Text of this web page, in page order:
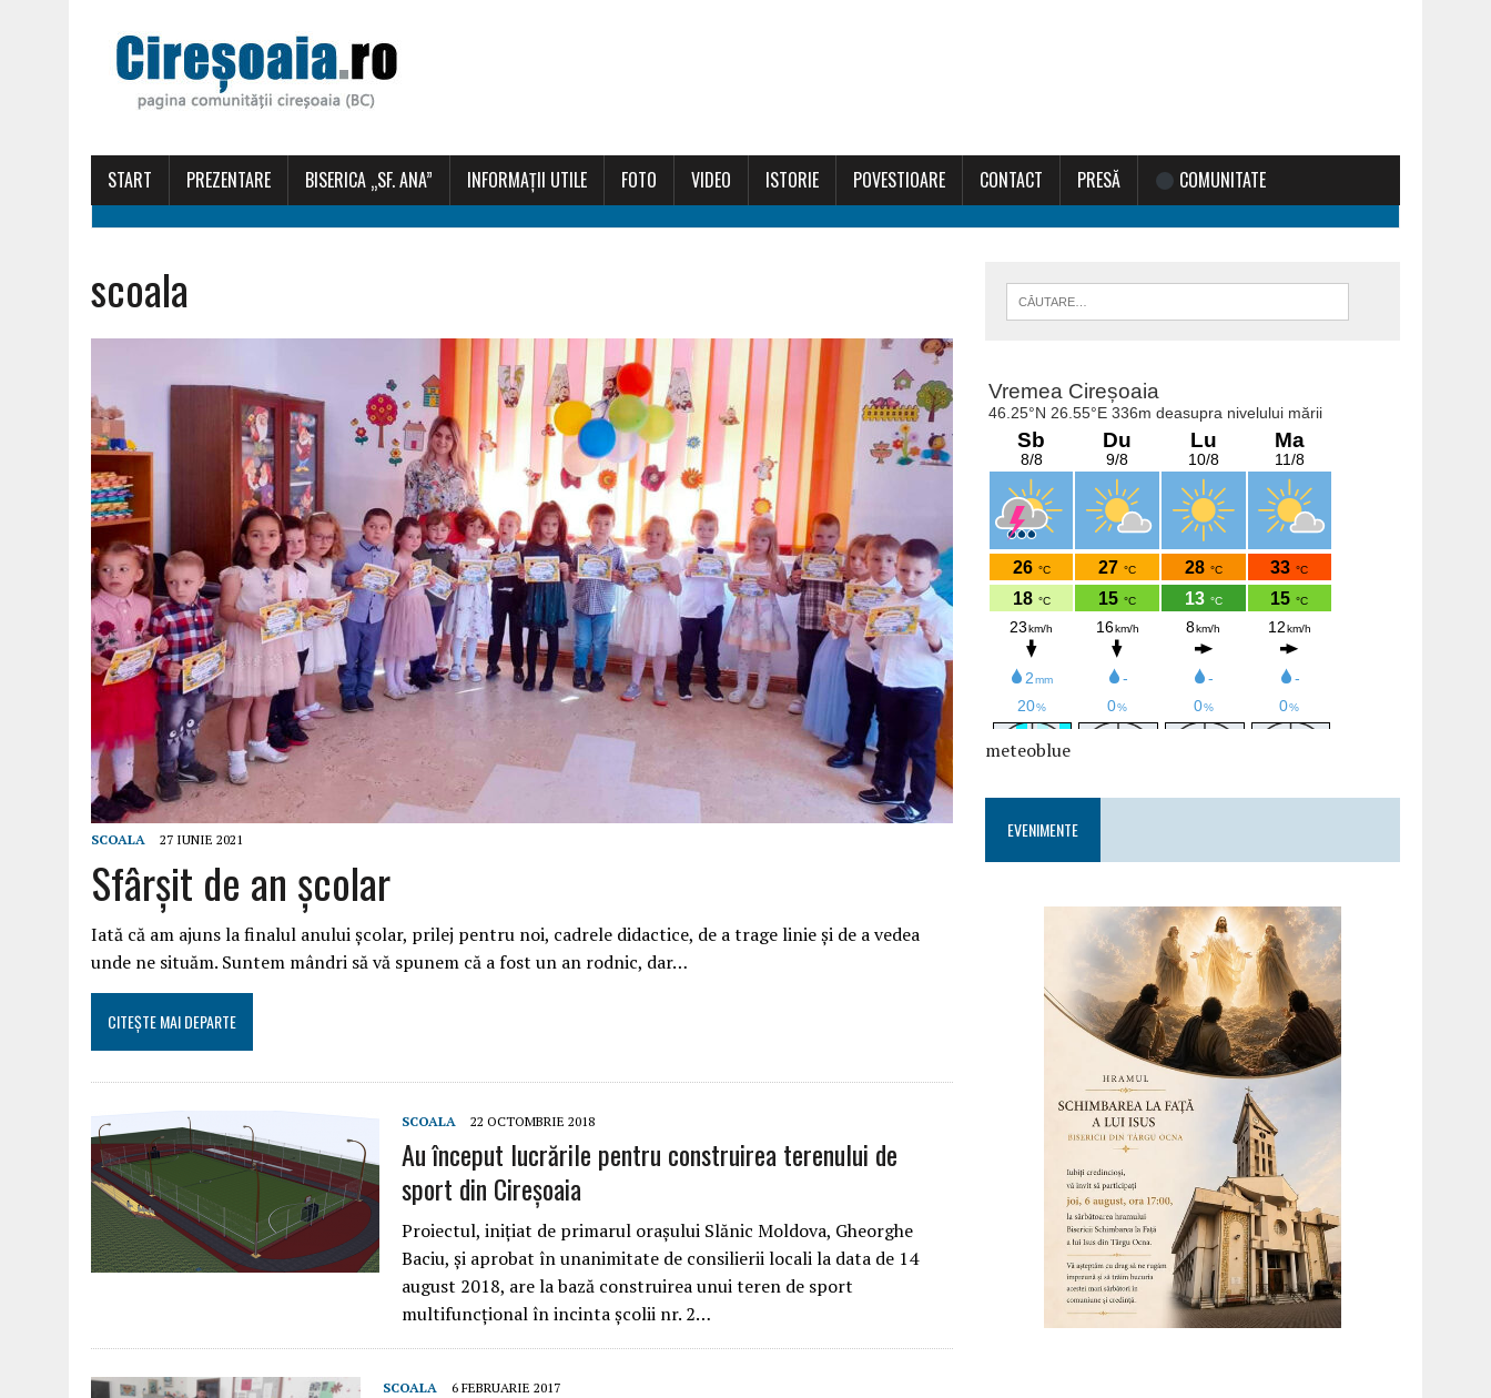
START PREZENTARE BISERICA „SF. ANA” INFORMAȚII UTILE FOTO VIDEO ISTORIE POVESTIOARE CONTACT PRESĂ COMUNITATE
scoala
SCOALA 27 IUNIE 2021
Sfârșit de an școlar
Iată că am ajuns la finalul anului școlar, prilej pentru noi, cadrele didactice, de a trage linie și de a vedea
unde ne situăm. Suntem mândri să vă spunem că a fost un an rodnic, dar…
CITEȘTE MAI DEPARTE
SCOALA 22 OCTOMBRIE 2018
Au început lucrările pentru construirea terenului de
sport din Cireșoaia
Proiectul, inițiat de primarul orașului Slănic Moldova, Gheorghe
Baciu, și aprobat în unanimitate de consilierii locali la data de 14
august 2018, are la bază construirea unui teren de sport
multifuncțional în incinta școlii nr. 2…
SCOALA 6 FEBRUARIE 2017
meteoblue
EVENIMENTE